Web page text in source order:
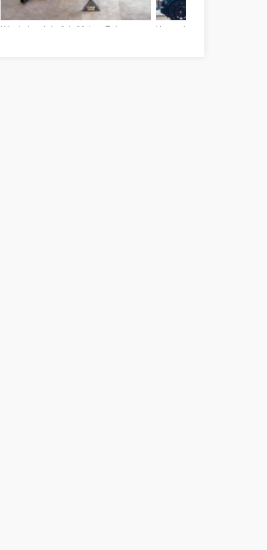
Kárpittisztítás felsőfokon Zala megye Használtautó vásárlás Zala